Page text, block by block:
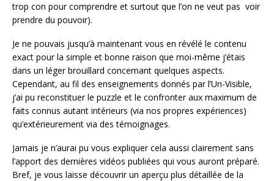
trop con pour comprendre et surtout que l’on ne veut pas voir
prendre du pouvoir).
Je ne pouvais jusqu’à maintenant vous en révélé le contenu
exact pour la simple et bonne raison que moi-même j’étais
dans un léger brouillard concernant quelques aspects.
Cependant, au fil des enseignements donnés par l’Un-Visible,
j’ai pu reconstituer le puzzle et le confronter aux maximum de
faits connus autant intérieurs (via nos propres expériences)
qu’extérieurement via des témoignages.
Jamais je n’aurai pu vous expliquer cela aussi clairement sans
l’apport des dernières vidéos publiées qui vous auront préparé.
Bref, je vous laisse découvrir un aperçu plus détaillée de la